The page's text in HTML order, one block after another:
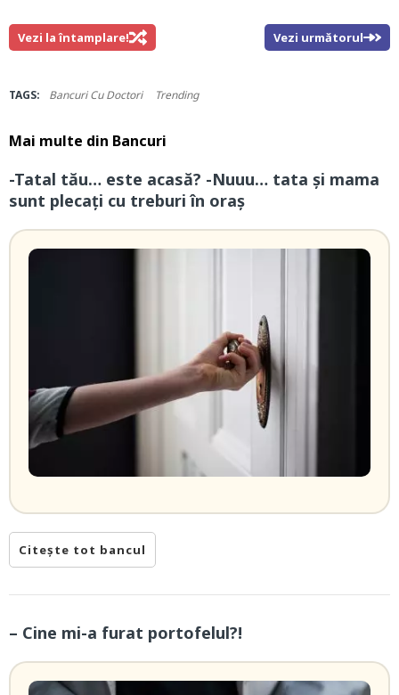
Vezi la întamplare! Vezi următorul
TAGS: Bancuri Cu Doctori Trending
Mai multe din Bancuri
-Tatal tău… este acasă? -Nuuu… tata și mama
sunt plecați cu treburi în oraș
Citește tot bancul
– Cine mi-a furat portofelul?!